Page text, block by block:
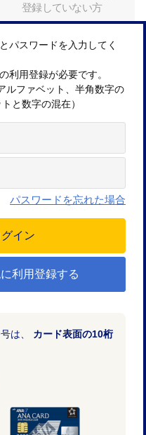
登録していない方
パスワードを入力してく
利用登録が必要です。
ルファベット、半角数字の
と数字の混在）
パスワードを忘れた場合
利用登録する
は、 カード表面の10桁